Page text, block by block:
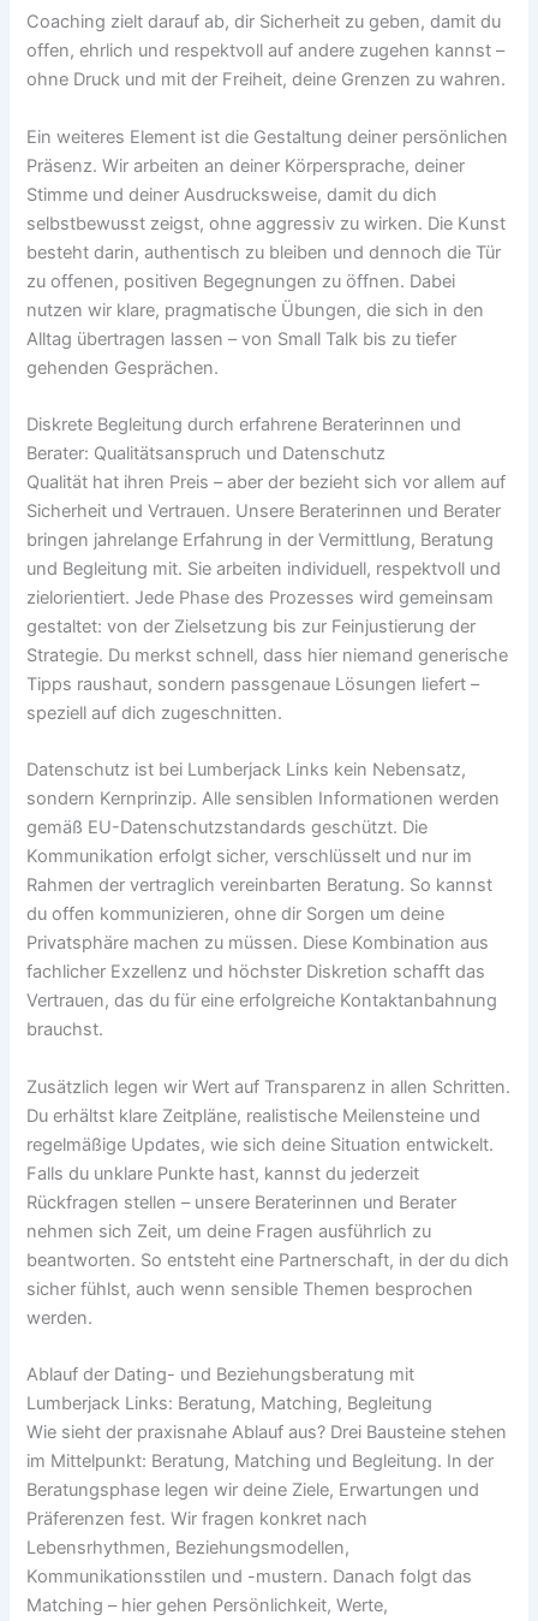
Coaching zielt darauf ab, dir Sicherheit zu geben, damit du
offen, ehrlich und respektvoll auf andere zugehen kannst –
ohne Druck und mit der Freiheit, deine Grenzen zu wahren.
Ein weiteres Element ist die Gestaltung deiner persönlichen
Präsenz. Wir arbeiten an deiner Körpersprache, deiner
Stimme und deiner Ausdrucksweise, damit du dich
selbstbewusst zeigst, ohne aggressiv zu wirken. Die Kunst
besteht darin, authentisch zu bleiben und dennoch die Tür
zu offenen, positiven Begegnungen zu öffnen. Dabei
nutzen wir klare, pragmatische Übungen, die sich in den
Alltag übertragen lassen – von Small Talk bis zu tiefer
gehenden Gesprächen.
Diskrete Begleitung durch erfahrene Beraterinnen und
Berater: Qualitätsanspruch und Datenschutz
Qualität hat ihren Preis – aber der bezieht sich vor allem auf
Sicherheit und Vertrauen. Unsere Beraterinnen und Berater
bringen jahrelange Erfahrung in der Vermittlung, Beratung
und Begleitung mit. Sie arbeiten individuell, respektvoll und
zielorientiert. Jede Phase des Prozesses wird gemeinsam
gestaltet: von der Zielsetzung bis zur Feinjustierung der
Strategie. Du merkst schnell, dass hier niemand generische
Tipps raushaut, sondern passgenaue Lösungen liefert –
speziell auf dich zugeschnitten.
Datenschutz ist bei Lumberjack Links kein Nebensatz,
sondern Kernprinzip. Alle sensiblen Informationen werden
gemäß EU-Datenschutzstandards geschützt. Die
Kommunikation erfolgt sicher, verschlüsselt und nur im
Rahmen der vertraglich vereinbarten Beratung. So kannst
du offen kommunizieren, ohne dir Sorgen um deine
Privatsphäre machen zu müssen. Diese Kombination aus
fachlicher Exzellenz und höchster Diskretion schafft das
Vertrauen, das du für eine erfolgreiche Kontaktanbahnung
brauchst.
Zusätzlich legen wir Wert auf Transparenz in allen Schritten.
Du erhältst klare Zeitpläne, realistische Meilensteine und
regelmäßige Updates, wie sich deine Situation entwickelt.
Falls du unklare Punkte hast, kannst du jederzeit
Rückfragen stellen – unsere Beraterinnen und Berater
nehmen sich Zeit, um deine Fragen ausführlich zu
beantworten. So entsteht eine Partnerschaft, in der du dich
sicher fühlst, auch wenn sensible Themen besprochen
werden.
Ablauf der Dating- und Beziehungsberatung mit
Lumberjack Links: Beratung, Matching, Begleitung
Wie sieht der praxisnahe Ablauf aus? Drei Bausteine stehen
im Mittelpunkt: Beratung, Matching und Begleitung. In der
Beratungsphase legen wir deine Ziele, Erwartungen und
Präferenzen fest. Wir fragen konkret nach
Lebensrhythmen, Beziehungsmodellen,
Kommunikationsstilen und -mustern. Danach folgt das
Matching – hier gehen Persönlichkeit, Werte,